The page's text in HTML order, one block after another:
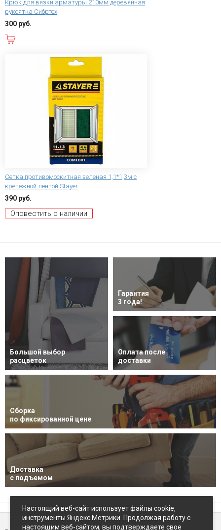
Крюк для вязки арматуры 210мм деревянная
рукоятка Сибртех
300 руб.
Сетка противомоскитная зеленая 1,1*1,3м с
крепежной лентой Stayer
390 руб.
Оповестить о наличии
Большой выбор
расцветок
Гарантия
3 года!
Оплата после
доставки
Сборка
по фиксированной цене
Доставка
с подъемом
Настоящий веб-сайт использует файлы cookie,
инструменты Яндекс.Метрики. Продолжая работу с
настоящим веб-сайтом, вы подтверждаете свое